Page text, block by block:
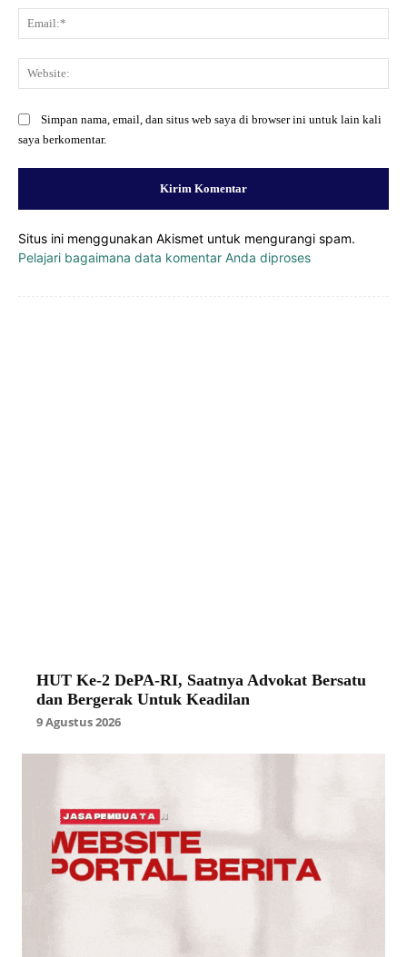
Simpan nama, email, dan situs web saya di browser ini untuk lain kali
saya berkomentar.
Situs ini menggunakan Akismet untuk mengurangi spam.
Pelajari bagaimana data komentar Anda diproses
HUT Ke-2 DePA-RI, Saatnya Advokat Bersatu
dan Bergerak Untuk Keadilan
9 Agustus 2026